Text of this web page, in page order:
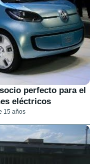
perfecto para el
eléctricos
15 años